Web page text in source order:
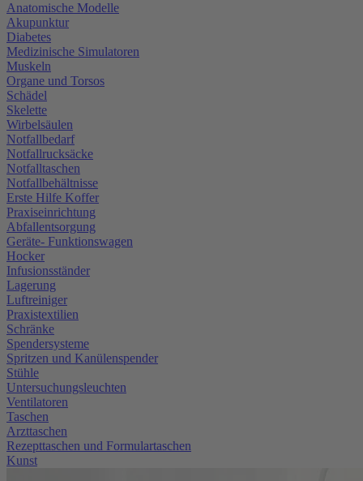
Anatomische Modelle
Akupunktur
Diabetes
Medizinische Simulatoren
Muskeln
Organe und Torsos
Schädel
Skelette
Wirbelsäulen
Notfallbedarf
Notfallrucksäcke
Notfalltaschen
Notfallbehältnisse
Erste Hilfe Koffer
Praxiseinrichtung
Abfallentsorgung
Geräte- Funktionswagen
Hocker
Infusionsständer
Lagerung
Luftreiniger
Praxistextilien
Schränke
Spendersysteme
Spritzen und Kanülenspender
Stühle
Untersuchungsleuchten
Ventilatoren
Taschen
Arzttaschen
Rezepttaschen und Formulartaschen
Kunst